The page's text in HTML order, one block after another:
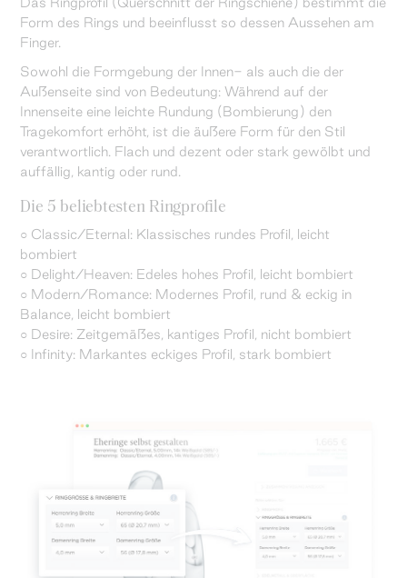
Form des Rings und beeinflusst so dessen Aussehen am
Finger.
Sowohl die Formgebung der Innen- als auch die der
Außenseite sind von Bedeutung: Während auf der
Innenseite eine leichte Rundung (Bombierung) den
Tragekomfort erhöht, ist die äußere Form für den Stil
verantwortlich. Flach und dezent oder stark gewölbt und
auffällig, kantig oder rund.
Die 5 beliebtesten Ringprofile
○ Classic/Eternal: Klassisches rundes Profil, leicht
bombiert
○ Delight/Heaven: Edeles hohes Profil, leicht bombiert
○ Modern/Romance: Modernes Profil, rund & eckig in
Balance, leicht bombiert
○ Desire: Zeitgemäßes, kantiges Profil, nicht bombiert
○ Infinity: Markantes eckiges Profil, stark bombiert